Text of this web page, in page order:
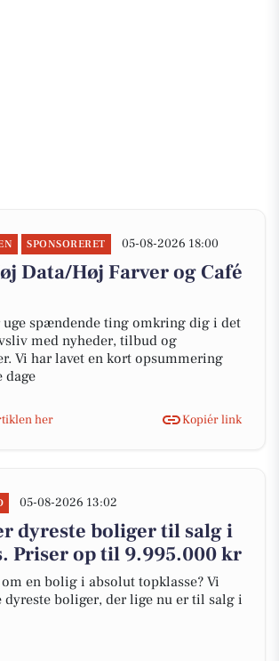
SPONSORERET 05-08-2026 18:00
Data/Høj Farver og Café
uge spændende ting omkring dig i det
med nyheder, tilbud og
Vi har lavet en kort opsummering
dage
her Kopiér link
05-08-2026 13:02
dyreste boliger til salg i
Priser op til 9.995.000 kr
en bolig i absolut topklasse? Vi
dyreste boliger, der lige nu er til salg i